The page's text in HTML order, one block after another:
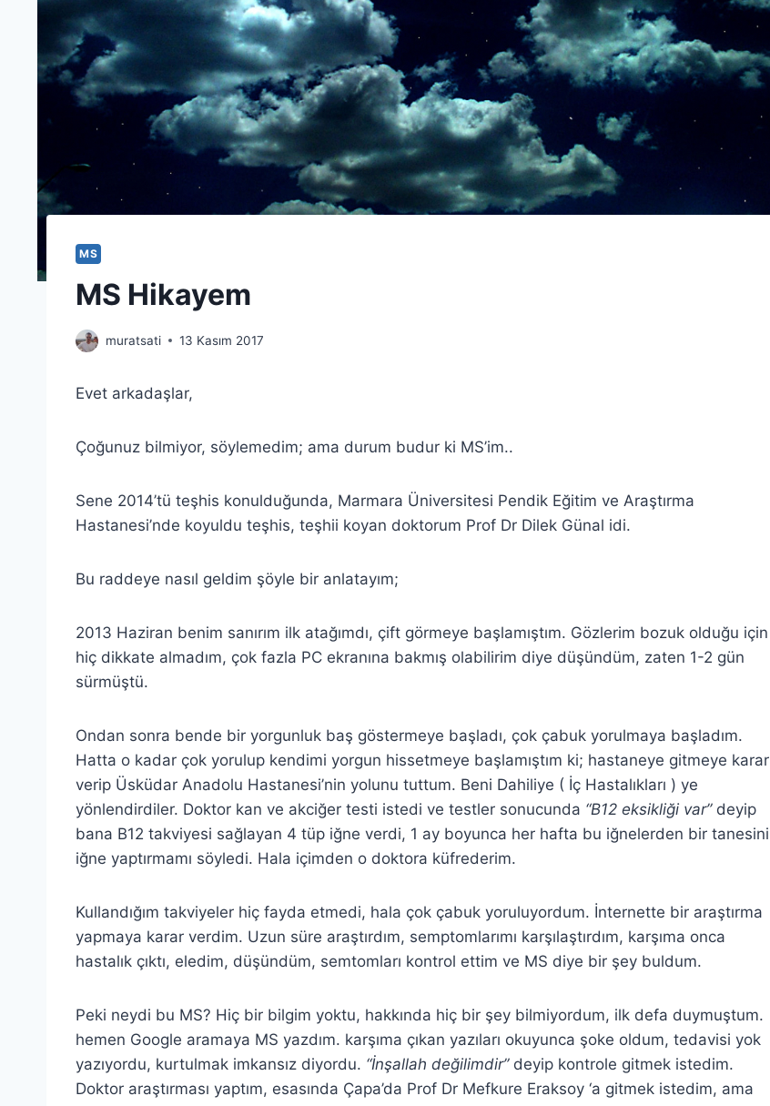
MS
MS Hikayem
muratsati 13 Kasım 2017
Evet arkadaşlar,
Çoğunuz bilmiyor, söylemedim; ama durum budur ki MS’im..
Sene 2014’tü teşhis konulduğunda, Marmara Üniversitesi Pendik Eğitim ve Araştırma
Hastanesi’nde koyuldu teşhis, teşhii koyan doktorum Prof Dr Dilek Günal idi.
Bu raddeye nasıl geldim şöyle bir anlatayım;
2013 Haziran benim sanırım ilk atağımdı, çift görmeye başlamıştım. Gözlerim bozuk olduğu için
hiç dikkate almadım, çok fazla PC ekranına bakmış olabilirim diye düşündüm, zaten 1-2 gün
sürmüştü.
Ondan sonra bende bir yorgunluk baş göstermeye başladı, çok çabuk yorulmaya başladım.
Hatta o kadar çok yorulup kendimi yorgun hissetmeye başlamıştım ki; hastaneye gitmeye karar
verip Üsküdar Anadolu Hastanesi’nin yolunu tuttum. Beni Dahiliye ( İç Hastalıkları ) ye
yönlendirdiler. Doktor kan ve akciğer testi istedi ve testler sonucunda “B12 eksikliği var”deyip
bana B12 takviyesi sağlayan 4 tüp iğne verdi, 1 ay boyunca her hafta bu iğnelerden bir tanesini
iğne yaptırmamı söyledi. Hala içimden o doktora küfrederim.
Kullandığım takviyeler hiç fayda etmedi, hala çok çabuk yoruluyordum. İnternette bir araştırma
yapmaya karar verdim. Uzun süre araştırdım, semptomlarımı karşılaştırdım, karşıma onca
hastalık çıktı, eledim, düşündüm, semtomları kontrol ettim ve MS diye bir şey buldum.
Peki neydi bu MS? Hiç bir bilgim yoktu, hakkında hiç bir şey bilmiyordum, ilk defa duymuştum.
hemen Google aramaya MS yazdım. karşıma çıkan yazıları okuyunca şoke oldum, tedavisi yok
yazıyordu, kurtulmak imkansız diyordu. “İnşallah değilimdir”deyip kontrole gitmek istedim.
Doktor araştırması yaptım, esasında Çapa’da Prof Dr Mefkure Eraksoy ‘a gitmek istedim, ama